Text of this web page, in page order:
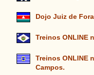
Dojo Juiz de
Treinos ONLINE
Treinos ONLINE
Campos.